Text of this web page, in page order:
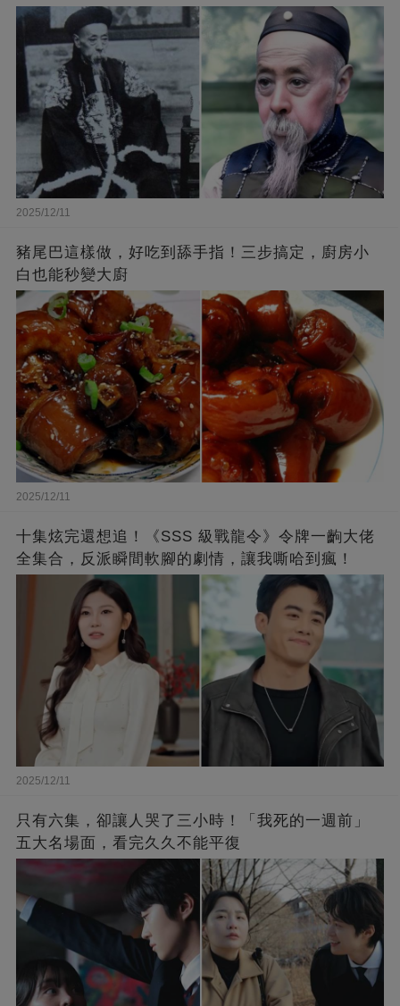
2025/12/11
豬尾巴這樣做，好吃到舔手指！三步搞定，廚房小
白也能秒變大廚
2025/12/11
十集炫完還想追！《SSS 級戰龍令》令牌一齣大佬
全集合，反派瞬間軟腳的劇情，讓我嘶哈到瘋！
2025/12/11
只有六集，卻讓人哭了三小時！「我死的一週前」
五大名場面，看完久久不能平復